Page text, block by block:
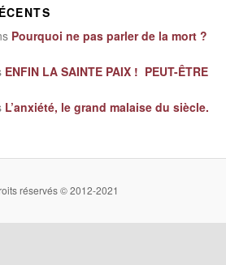
Pourquoi ne pas parler de la mort ?
ENFIN LA SAINTE PAIX ! PEUT-ÊTRE
L’anxiété, le grand malaise du siècle.
réservés © 2012-2021